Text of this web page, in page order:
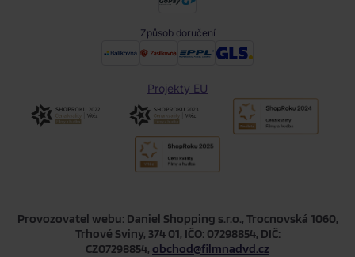
Způsob doručení
Projekty EU
Provozovatel webu: Daniel Shopping s.r.o., Trocnovská 1060,
Trhové Sviny, 374 01, IČO: 07298854, DIČ:
CZ07298854, obchod@filmnadvd.cz